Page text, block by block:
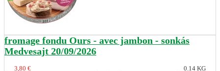
fromage fondu Ours - avec jambon - sonkás
Medvesajt 20/09/2026
3,80 € 0.14 KG